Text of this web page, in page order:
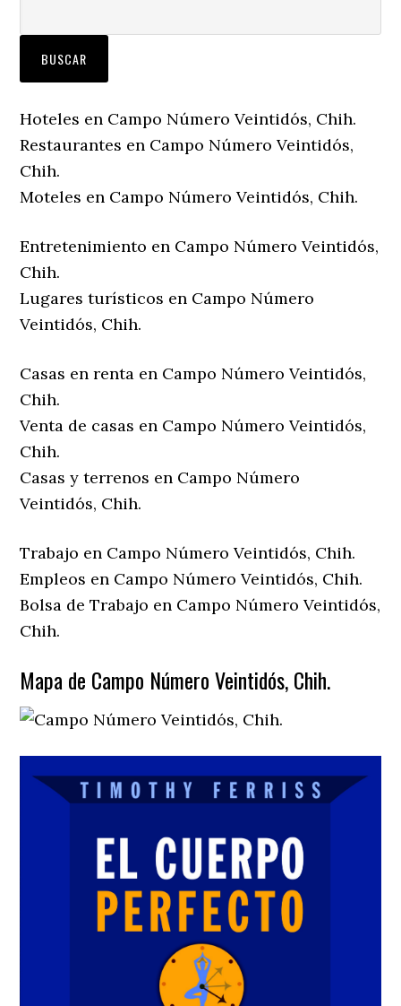
Hoteles en Campo Número Veintidós, Chih.
Restaurantes en Campo Número Veintidós,
Chih.
Moteles en Campo Número Veintidós, Chih.
Entretenimiento en Campo Número Veintidós,
Chih.
Lugares turísticos en Campo Número
Veintidós, Chih.
Casas en renta en Campo Número Veintidós,
Chih.
Venta de casas en Campo Número Veintidós,
Chih.
Casas y terrenos en Campo Número
Veintidós, Chih.
Trabajo en Campo Número Veintidós, Chih.
Empleos en Campo Número Veintidós, Chih.
Bolsa de Trabajo en Campo Número Veintidós,
Chih.
Mapa de Campo Número Veintidós, Chih.